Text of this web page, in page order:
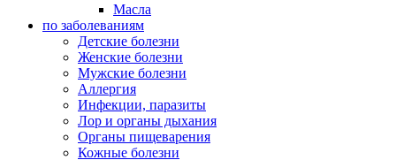
Масла
по заболеваниям
Детские болезни
Женские болезни
Мужские болезни
Аллергия
Инфекции, паразиты
Лор и органы дыхания
Органы пищеварения
Кожные болезни